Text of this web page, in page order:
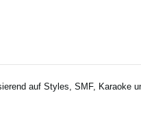
auf Styles, SMF, Karaoke